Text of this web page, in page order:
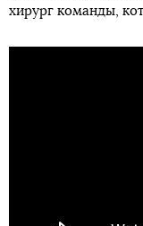
хирург команды,